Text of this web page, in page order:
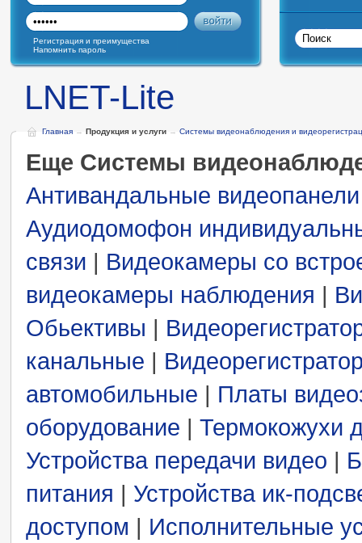
Регистрация и преимущества
Напомнить пароль
LNET-Lite
Главная → Продукция и услуги → Системы видеонаблюдения и
Еще Системы
Антивандальные видеопанели
Аудиодомофон
связи | Видеокамеры со
видеокамеры наблюдения |
Обьективы |
канальные |
автомобильные | Платы
оборудование | Термокожухи
Устройства передачи видео |
питания | Устройства ик-
доступом | Исполнительные